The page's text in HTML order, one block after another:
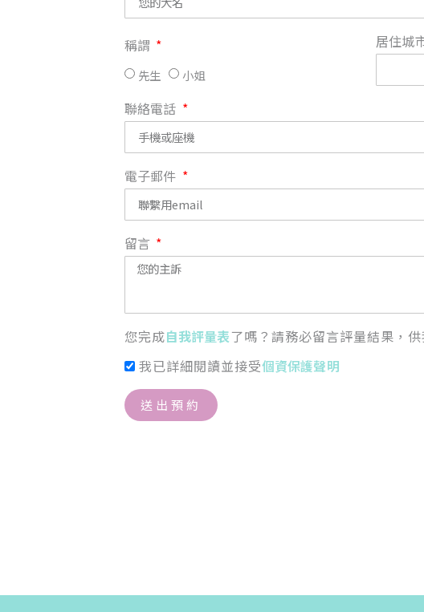
稱謂
先生 小姐
居住城
聯絡電話
電子郵件
留言
您完成自我評量表了嗎？請務必留言評量結果，
我已詳細閱讀並接受個資保護聲明
送出預約
入會費新
元，於每
戶名: 社